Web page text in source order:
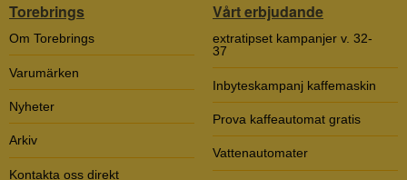
Torebrings
Om Torebrings
Varumärken
Nyheter
Arkiv
Kontakta oss direkt
Vårt erbjudande
extratipset kampanjer v. 32-
37
Inbyteskampanj kaffemaskin
Prova kaffeautomat gratis
Vattenautomater